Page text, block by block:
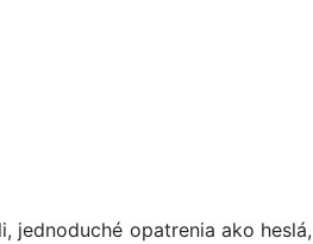
jednoduché opatrenia ako